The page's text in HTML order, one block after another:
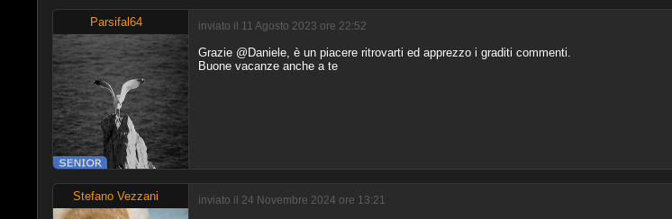
Parsifal64 inviato il 11 Agosto 2023 ore 22:52
Grazie @Daniele, è un piacere ritrovarti ed apprezzo i graditi commenti.
Buone vacanze anche a te
Stefano Vezzani inviato il 24 Novembre 2024 ore 13:21